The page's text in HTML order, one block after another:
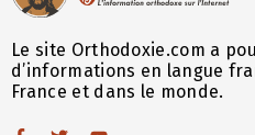
Le site Orthodoxie.com a
d’informations en langue
France et dans le monde.